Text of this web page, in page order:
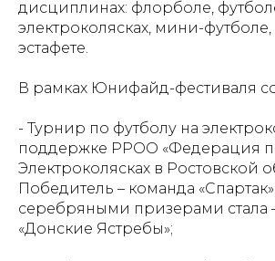
дисциплинах: флорболе,
электроколясках, мини-футболе,
эстафете.
В рамках Юнифайд-фестиваля
- Турнир по футболу на
поддержке РРОО «Федерация
Электроколясках в Ростовской
Победитель – команда
серебряными призерами стала
«Донские Ястребы»;